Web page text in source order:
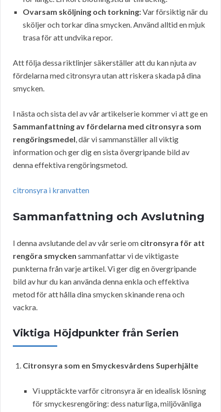
Ovarsam sköljning och torkning:Var försiktig när du
sköljer och torkar dina smycken. Använd alltid en mjuk
trasa för att undvika repor.
Att följa dessa riktlinjer säkerställer att du kan njuta av
fördelarna med citronsyra utan att riskera skada på dina
smycken.
I nästa och sista del av vår artikelserie kommer vi att ge en
Sammanfattning av fördelarna med citronsyra som
rengöringsmedel, där vi sammanställer all viktig
information och ger dig en sista övergripande bild av
denna effektiva rengöringsmetod.
citronsyra i kranvatten
Sammanfattning och Avslutning
I denna avslutande del av vår serie om citronsyra för att
rengöra smycken sammanfattar vi de viktigaste
punkterna från varje artikel. Vi ger dig en övergripande
bild av hur du kan använda denna enkla och effektiva
metod för att hålla dina smycken skinande rena och
vackra.
Viktiga Höjdpunkter från Serien
Citronsyra som en Smyckesvårdens Superhjälte
Vi upptäckte varför citronsyra är en idealisk lösning
för smyckesrengöring: dess naturliga, miljövänliga